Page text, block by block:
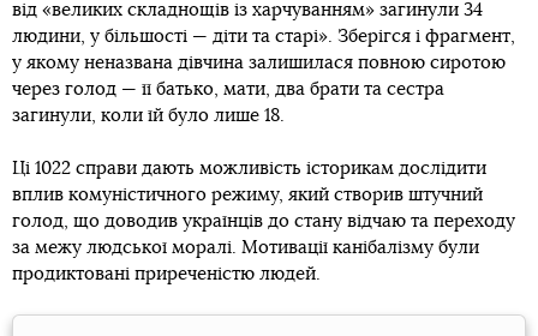
від «великих складнощів із харчуванням» загинули 34
людини, у більшості — діти та старі». Зберігся і фрагмент,
у якому неназвана дівчина залишилася повною сиротою
через голод — її батько, мати, два брати та сестра
загинули, коли їй було лише 18.
Ці 1022 справи дають можливість історикам дослідити
вплив комуністичного режиму, який створив штучний
голод, що доводив українців до стану відчаю та переходу
за межу людської моралі. Мотивації канібалізму були
продиктовані приреченістю людей.